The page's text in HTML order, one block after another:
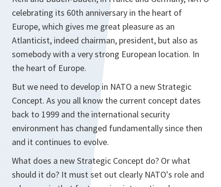
celebrating its 60th anniversary in the heart of
Europe, which gives me great pleasure as an
Atlanticist, indeed chairman, president, but also as
somebody with a very strong European location. In
the heart of Europe.
But we need to develop in NATO a new Strategic
Concept. As you all know the current concept dates
back to 1999 and the international security
environment has changed fundamentally since then
and it continues to evolve.
What does a new Strategic Concept do? Or what
should it do? It must set out clearly NATO's role and